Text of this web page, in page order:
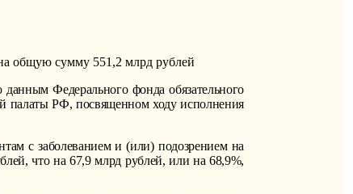
общую сумму 551,2 млрд рублей
Федерального фонда обязательного
палаты РФ, посвященном ходу исполнения
с заболеванием и (или) подозрением на
что на 67,9 млрд рублей, или на 68,9%,